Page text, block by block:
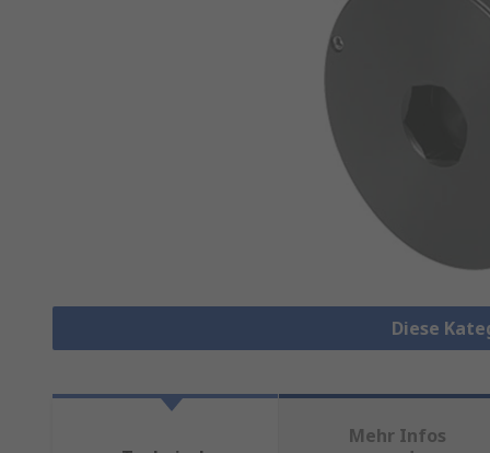
Diese
Mehr Infos